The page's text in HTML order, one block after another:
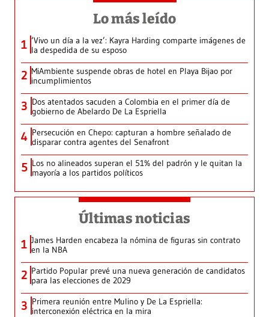
Lo más leído
1 ‘Vivo un día a la vez’: Kayra Harding comparte imágenes de
la despedida de su esposo
2 MiAmbiente suspende obras de hotel en Playa Bijao por
incumplimientos
3 Dos atentados sacuden a Colombia en el primer día de
gobierno de Abelardo De La Espriella
4 Persecución en Chepo: capturan a hombre señalado de
disparar contra agentes del Senafront
5 Los no alineados superan el 51% del padrón y le quitan la
mayoría a los partidos políticos
Últimas noticias
1 James Harden encabeza la nómina de figuras sin contrato
en la NBA
2 Partido Popular prevé una nueva generación de candidatos
para las elecciones de 2029
3 Primera reunión entre Mulino y De La Espriella:
interconexión eléctrica en la mira